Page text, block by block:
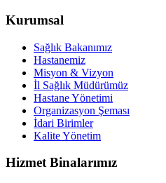
Kurumsal
Sağlık Bakanımız
Hastanemiz
Misyon & Vizyon
İl Sağlık Müdürümüz
Hastane Yönetimi
Organizasyon Şeması
İdari Birimler
Kalite Yönetim
Hizmet Binalarımız